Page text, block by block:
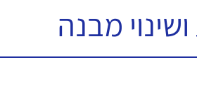
מבנה